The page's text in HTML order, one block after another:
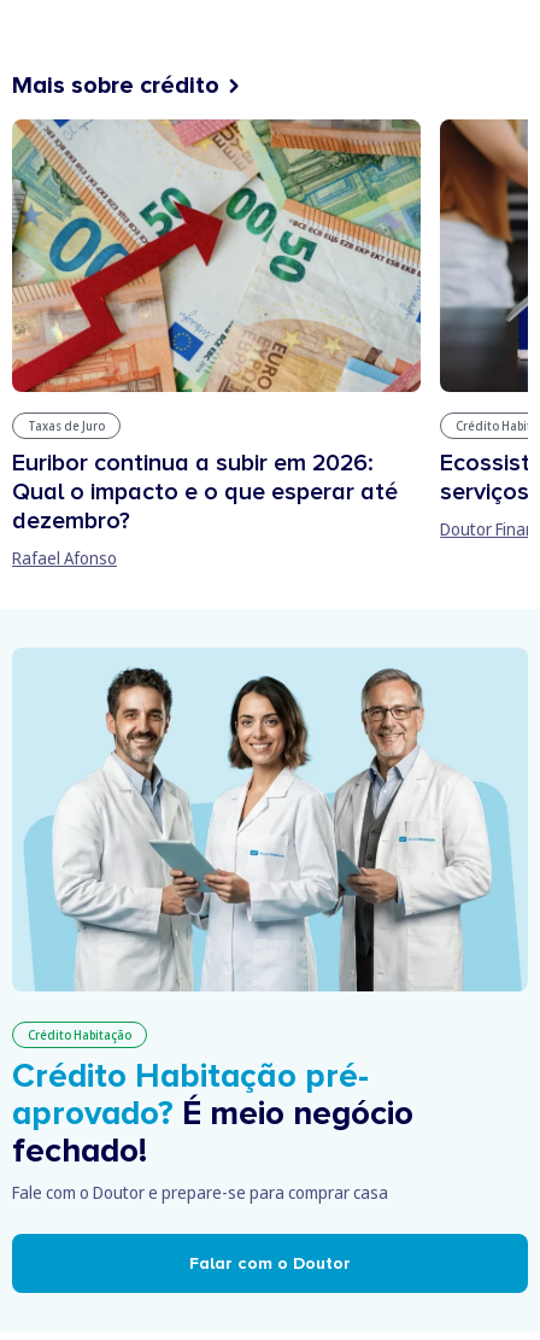
Mais sobre crédito
Taxas de Juro
Euribor continua a subir em 2026:
Qual o impacto e o que esperar até
dezembro?
Rafael Afonso
Crédito
serviços
Doutor
Crédito Habitação
Crédito Habitação pré-
aprovado? É meio negócio
fechado!
Fale com o Doutor e prepare-se para comprar casa
Falar com o Doutor